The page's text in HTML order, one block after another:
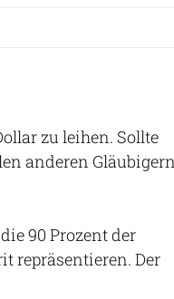
zu leihen. Sollte
anderen Gläubigern
90 Prozent der
repräsentieren. Der